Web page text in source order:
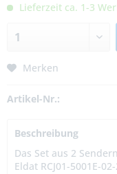
Lieferzeit ca. 1-3
Merken
Artikel-Nr.:
Beschreibung
Das Set aus 2
Eldat RCJ01-5001E-